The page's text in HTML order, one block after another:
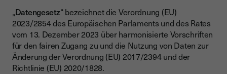
„Datengesetz“ bezeichnet die Verordnung (EU)
2023/2854 des Europäischen Parlaments und des Rates
vom 13. Dezember 2023 über harmonisierte Vorschriften
für den fairen Zugang zu und die Nutzung von Daten zur
Änderung der Verordnung (EU) 2017/2394 und der
Richtlinie (EU) 2020/1828.